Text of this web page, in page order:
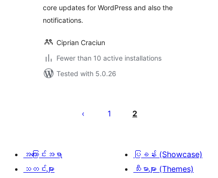
core updates for WordPress and also the
notifications.
Ciprian Craciun
Fewer than 10 active installations
Tested with 5.0.26
ခွဲ
ခြင်း
1 2
အကြောင်းအရာ
သတင်းများ
ပြခန်း (Showcase)
သီးမားများ (Themes)